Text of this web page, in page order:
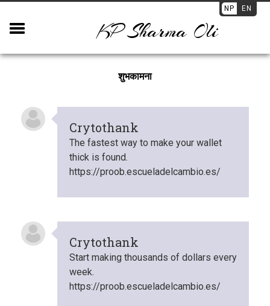
NP EN
KP Sharma Oli
शुभकामना
Crytothank
The fastest way to make your wallet
thick is found.
https://proob.escueladelcambio.es/
Crytothank
Start making thousands of dollars every
week.
https://proob.escueladelcambio.es/